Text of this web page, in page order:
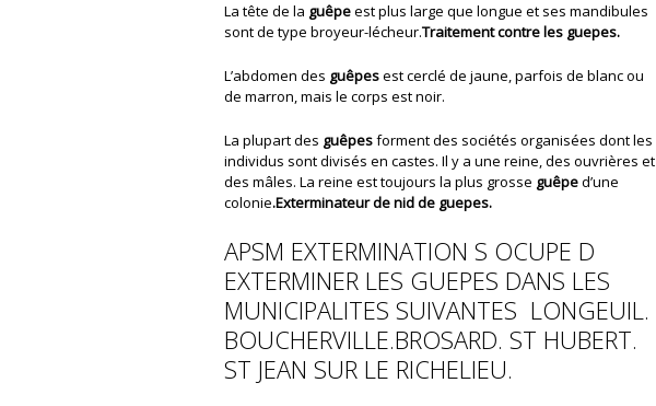
La tête de la guêpeest plus large que longue et ses mandibules
sont de type broyeur-lécheur.Traitement contre les guepes.
L’abdomen des guêpesest cerclé de jaune, parfois de blanc ou
de marron, mais le corps est noir.
La plupart des guêpesforment des sociétés organisées dont les
individus sont divisés en castes. Il y a une reine, des ouvrières et
des mâles. La reine est toujours la plus grosse guêped’une
colonie.Exterminateur de nid de guepes.
APSM EXTERMINATION S OCUPE D
EXTERMINER LES GUEPES DANS LES
MUNICIPALITES SUIVANTES LONGEUIL.
BOUCHERVILLE.BROSARD. ST HUBERT.
ST JEAN SUR LE RICHELIEU.